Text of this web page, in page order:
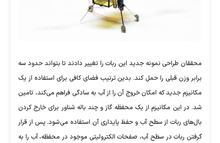
محققان طراحی نمونه جدید این ربات را تغییر دادند تا بتواند حدود سه
برابر وزن قبلی را حمل کند. بدین ترتیب فضای کافی برای استفاده از یک
مکانیزم جدید که امکان خروج آن را از آب به سادگی فراهم می‌کند، تامین
شد. در این مکانیزم از یک محفظه گاز و چند باله شناور برای خارج کردن
بال‌های ربات از سطح آب و حفظ پایداری آن استفاده می‌شود. پس از قرار
گرفتن ربات در سطح آب، صفحات الکترولیتی موجود در محفظه، آب را به